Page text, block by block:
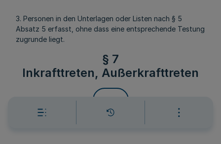
3. Personen in den Unterlagen oder Listen nach § 5
Absatz 5 erfasst, ohne dass eine entsprechende Testung
zugrunde liegt.
§ 7
Inkrafttreten, Außerkrafttreten